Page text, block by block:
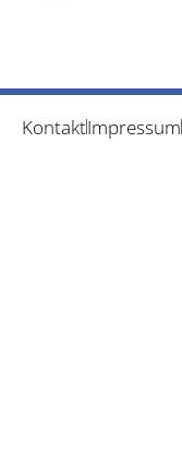
KontaktImpressum